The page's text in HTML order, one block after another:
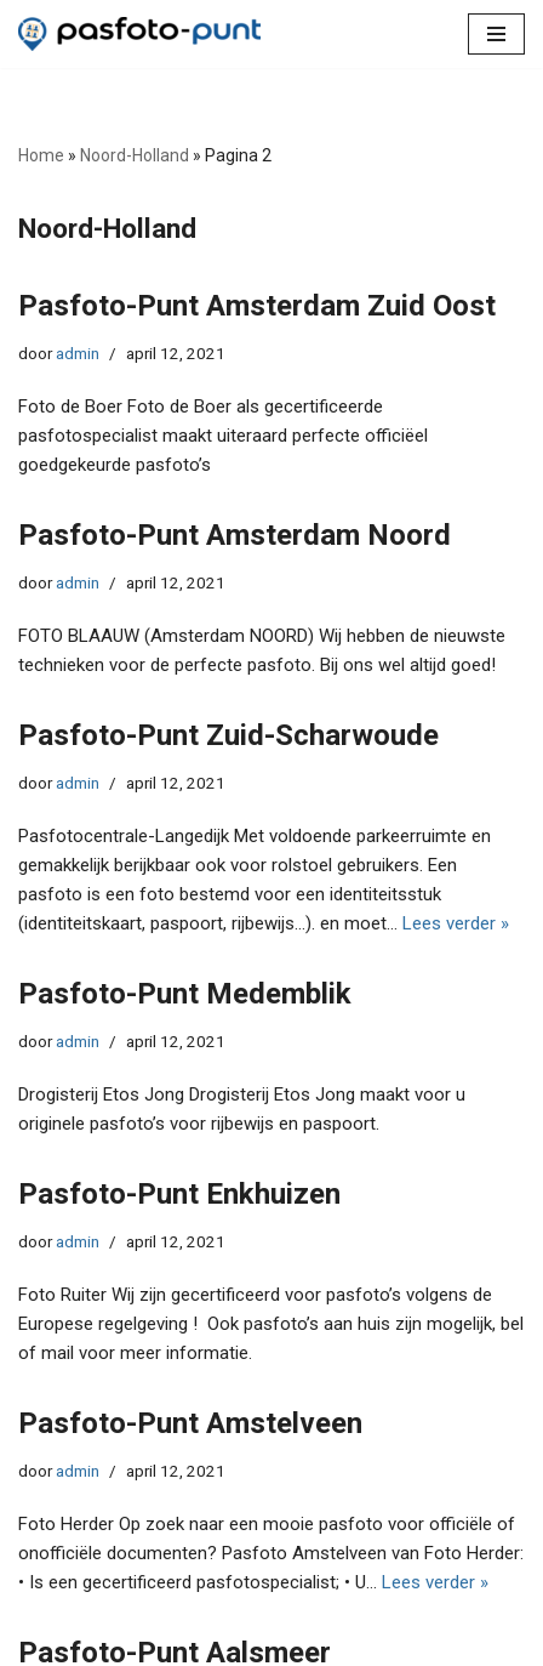
inhoud
Home » Noord-Holland » Pagina 2
Noord-Holland
Pasfoto-Punt Amsterdam Zuid Oost
dooradmin april 12, 2021
Foto de Boer Foto de Boer als gecertificeerde
pasfotospecialist maakt uiteraard perfecte officiëel
goedgekeurde pasfoto’s
Pasfoto-Punt Amsterdam Noord
dooradmin april 12, 2021
FOTO BLAAUW (Amsterdam NOORD) Wij hebben de nieuwste
technieken voor de perfecte pasfoto. Bij ons wel altijd goed!
Pasfoto-Punt Zuid-Scharwoude
dooradmin april 12, 2021
Pasfotocentrale-Langedijk Met voldoende parkeerruimte en
gemakkelijk berijkbaar ook voor rolstoel gebruikers. Een
pasfoto is een foto bestemd voor een identiteitsstuk
(identiteitskaart, paspoort, rijbewijs…). en moet… Lees verder »
Pasfoto-Punt Medemblik
dooradmin april 12, 2021
Drogisterij Etos Jong Drogisterij Etos Jong maakt voor u
originele pasfoto’s voor rijbewijs en paspoort.
Pasfoto-Punt Enkhuizen
dooradmin april 12, 2021
Foto Ruiter Wij zijn gecertificeerd voor pasfoto’s volgens de
Europese regelgeving ! Ook pasfoto’s aan huis zijn mogelijk, bel
of mail voor meer informatie.
Pasfoto-Punt Amstelveen
dooradmin april 12, 2021
Foto Herder Op zoek naar een mooie pasfoto voor officiële of
onofficiële documenten? Pasfoto Amstelveen van Foto Herder:
• Is een gecertificeerd pasfotospecialist; • U… Lees verder »
Pasfoto-Punt Aalsmeer